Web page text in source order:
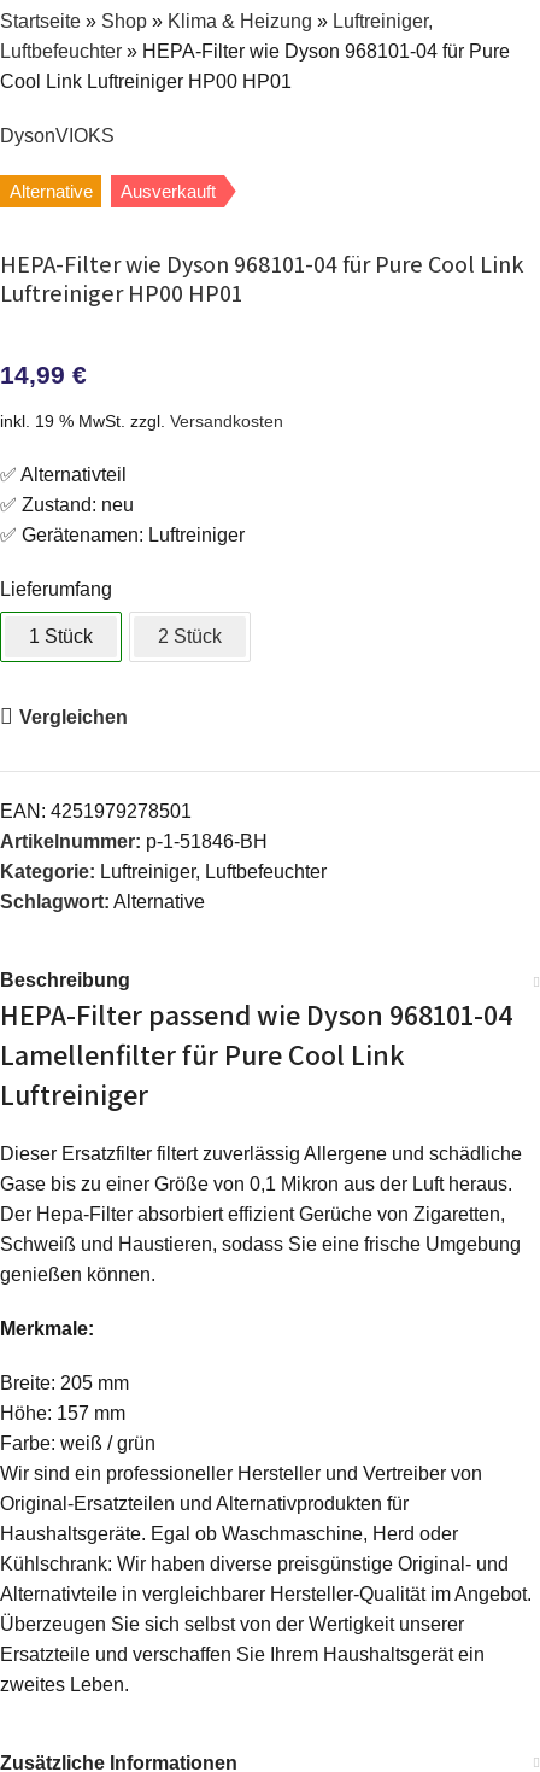
Startseite » Shop » Klima & Heizung » Luftreiniger,
Luftbefeuchter » HEPA-Filter wie Dyson 968101-04 für Pure
Cool Link Luftreiniger HP00 HP01
DysonVIOKS
Alternative Ausverkauft
HEPA-Filter wie Dyson 968101-04 für Pure Cool Link
Luftreiniger HP00 HP01
14,99 €
inkl. 19 % MwSt. zzgl. Versandkosten
✅ Alternativteil
✅ Zustand: neu
✅ Gerätenamen: Luftreiniger
Lieferumfang
1 Stück 2 Stück
Vergleichen
EAN: 4251979278501
Artikelnummer: p-1-51846-BH
Kategorie: Luftreiniger, Luftbefeuchter
Schlagwort: Alternative
Beschreibung
HEPA-Filter passend wie Dyson 968101-04
Lamellenfilter für Pure Cool Link
Luftreiniger
Dieser Ersatzfilter filtert zuverlässig Allergene und schädliche
Gase bis zu einer Größe von 0,1 Mikron aus der Luft heraus.
Der Hepa-Filter absorbiert effizient Gerüche von Zigaretten,
Schweiß und Haustieren, sodass Sie eine frische Umgebung
genießen können.
Merkmale:
Breite: 205 mm
Höhe: 157 mm
Farbe: weiß / grün
Wir sind ein professioneller Hersteller und Vertreiber von
Original-Ersatzteilen und Alternativprodukten für
Haushaltsgeräte. Egal ob Waschmaschine, Herd oder
Kühlschrank: Wir haben diverse preisgünstige Original- und
Alternativteile in vergleichbarer Hersteller-Qualität im Angebot.
Überzeugen Sie sich selbst von der Wertigkeit unserer
Ersatzteile und verschaffen Sie Ihrem Haushaltsgerät ein
zweites Leben.
Zusätzliche Informationen